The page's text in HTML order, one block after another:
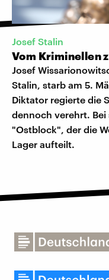
Josef Stalin
Vom Kriminellen
Josef
Stalin, starb am 5.
Diktator regierte die
dennoch verehrt. Bei
"Ostblock", der die
Lager aufteilt.